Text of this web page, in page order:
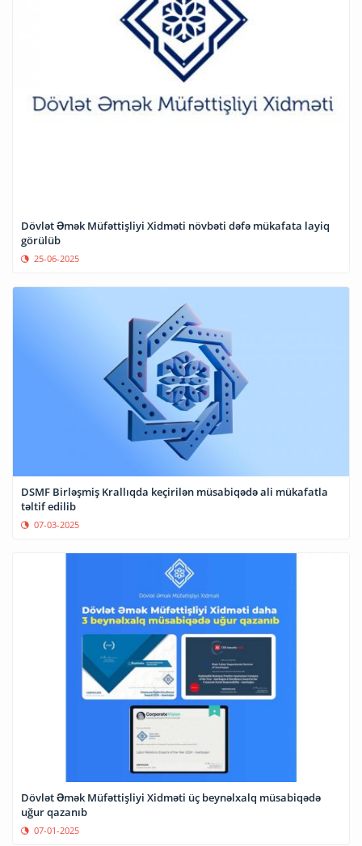
Dövlət Əmək Müfəttişliyi Xidməti növbəti dəfə mükafata layiq
görülüb
25-06-2025
DSMF Birləşmiş Krallıqda keçirilən müsabiqədə ali mükafatla
təltif edilib
07-03-2025
Dövlət Əmək Müfəttişliyi Xidməti üç beynəlxalq müsabiqədə
uğur qazanıb
07-01-2025